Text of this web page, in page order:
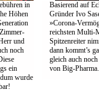
in
Höhen
und
noch
ein
wurde
Basierend auf
Gründer Ivo
»Corona-
reichsten Multi-
Spitzenreiter
dann kommt’s
gleich auch
von Big-